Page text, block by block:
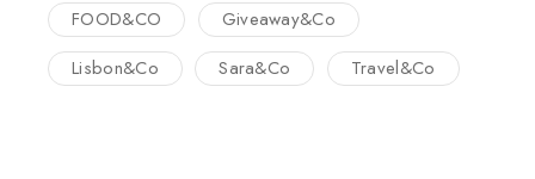
FOOD&CO
Giveaway&Co
Lisbon&Co
Sara&Co Travel&Co